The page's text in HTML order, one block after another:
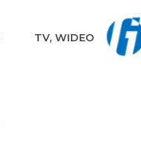
TV, WIDEO